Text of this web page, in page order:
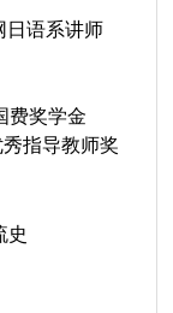
日语系讲师
费奖学金
指导教师奖
史